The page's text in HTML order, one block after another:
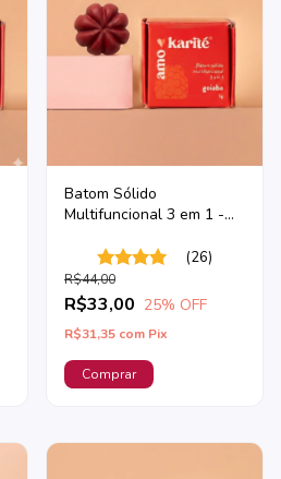
Batom Sólido
Multifuncional 3 em 1 -
(26)
R$33,00
R$44,00
25% OFF
R$31,35 com Pix